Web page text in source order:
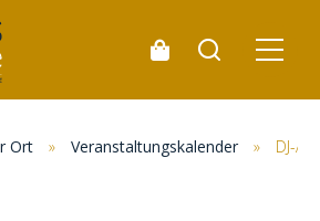
Ort » Veranstaltungskalender » DJ-